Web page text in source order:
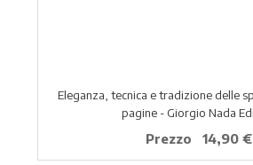
Eleganza, tecnica e tradizione delle
pagine - Giorgio Nada
Prezzo 14,90 €